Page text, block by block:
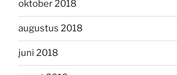
oktober 2018
augustus 2018
juni 2018